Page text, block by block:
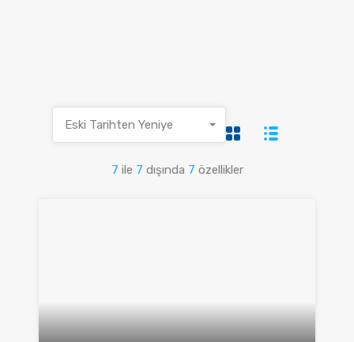
7 ile 7 dışında 7 özellikler
Eski Tarihten Yeniye